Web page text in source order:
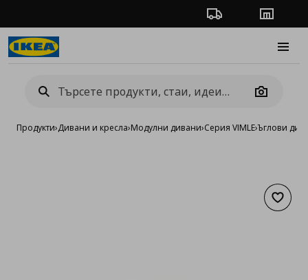
Проследяване на
Camera
Продукти›Дивани и кресла›Модулни дивани›Серия VIMLE›Ъглови